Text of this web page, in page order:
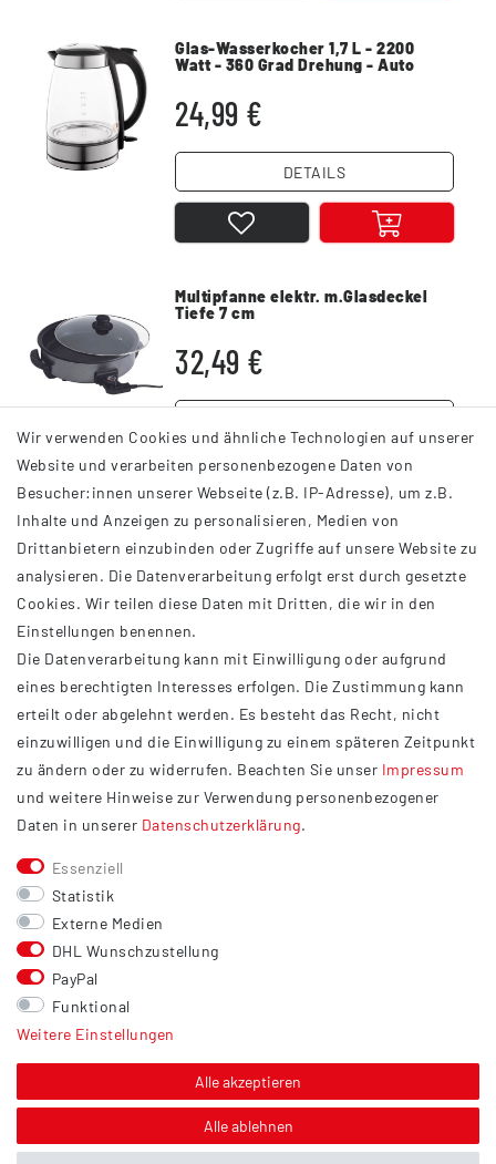
Glas-Wasserkocher 1,7 L - 2200
Watt - 360 Grad Drehung - Auto
24,99 €
DETAILS
Multipfanne elektr. m.Glasdeckel
Tiefe 7 cm
32,49 €
INFORMATIONEN
AGB
Impressum
Datenschutzerklärung
Widerrufsrecht
Barrierefreiheit
Service
Kontakt
Versand
Zahlung
Vertrag widerrufen
Sonstiges
Hinweis zur Entsorgung von Altbatterien & Altöl
Über uns
Wir verwenden Cookies und ähnliche Technologien auf unserer
Website und verarbeiten personenbezogene Daten von
Besucher:innen unserer Webseite (z.B. IP-Adresse), um z.B.
Inhalte und Anzeigen zu personalisieren, Medien von
Drittanbietern einzubinden oder Zugriffe auf unsere Website zu
analysieren. Die Datenverarbeitung erfolgt erst durch gesetzte
Cookies. Wir teilen diese Daten mit Dritten, die wir in den
Einstellungen benennen.
Die Datenverarbeitung kann mit Einwilligung oder aufgrund
eines berechtigten Interesses erfolgen. Die Zustimmung kann
erteilt oder abgelehnt werden. Es besteht das Recht, nicht
einzuwilligen und die Einwilligung zu einem späteren Zeitpunkt
zu ändern oder zu widerrufen. Beachten Sie unser Impressum
und weitere Hinweise zur Verwendung personenbezogener
Daten in unserer Daten­schutz­erklärung.
Essenziell
Statistik
Externe Medien
DHL Wunschzustellung
PayPal
Funktional
Weitere Einstellungen
Alle akzeptieren
Alle ablehnen